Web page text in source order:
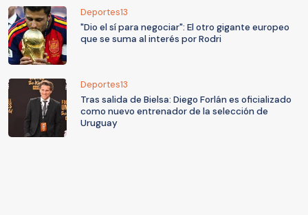
Deportes13
"Dio el sí para negociar": El otro gigante europeo
que se suma al interés por Rodri
Deportes13
Tras salida de Bielsa: Diego Forlán es oficializado
como nuevo entrenador de la selección de
Uruguay